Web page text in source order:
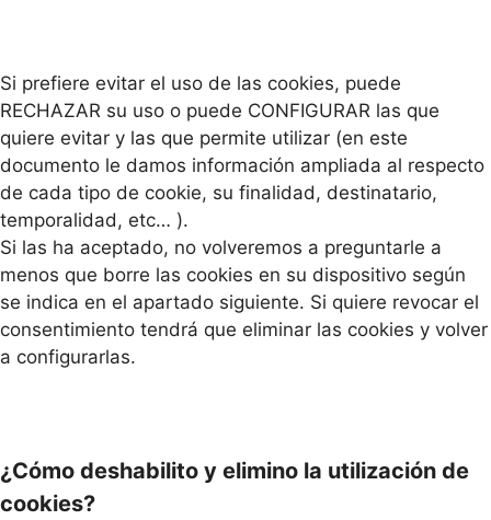
Si prefiere evitar el uso de las cookies, puede
RECHAZAR su uso o puede CONFIGURAR las que
quiere evitar y las que permite utilizar (en este
documento le damos información ampliada al respecto
de cada tipo de cookie, su finalidad, destinatario,
temporalidad, etc… ).
Si las ha aceptado, no volveremos a preguntarle a
menos que borre las cookies en su dispositivo según
se indica en el apartado siguiente. Si quiere revocar el
consentimiento tendrá que eliminar las cookies y volver
a configurarlas.
¿Cómo deshabilito y elimino la utilización de
cookies?